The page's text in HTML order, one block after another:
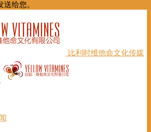
给您。
比利时维他命文化传媒